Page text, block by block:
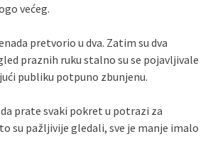
većeg.
pretvorio u dva. Zatim su dva
praznih ruku stalno su se pojavljivale
publiku potpuno zbunjenu.
prate svaki pokret u potrazi za
su pažljivije gledali, sve je manje imalo